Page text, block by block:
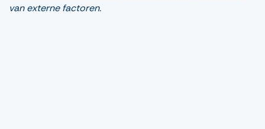
van externe factoren.